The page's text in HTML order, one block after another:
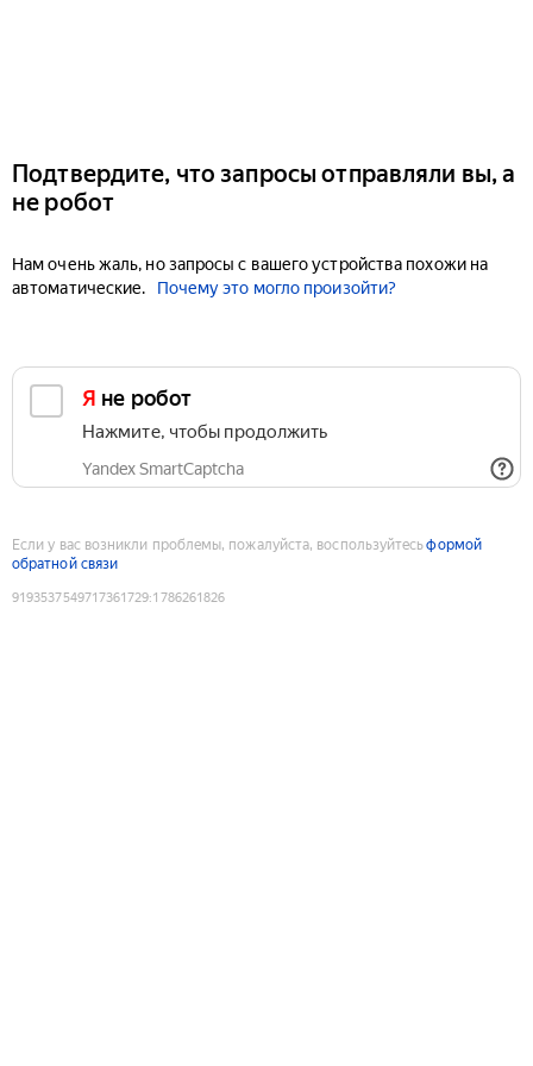
Подтвердите, что запросы отправляли вы, а
не робот
Нам очень жаль, но запросы с вашего устройства похожи на
автоматические.
Почему это могло произойти?
Я не робот
Нажмите, чтобы продолжить
Yandex SmartCaptcha
Если у вас возникли проблемы, пожалуйста, воспользуйтесьформой
обратной связи
9193537549717361729:1786261826